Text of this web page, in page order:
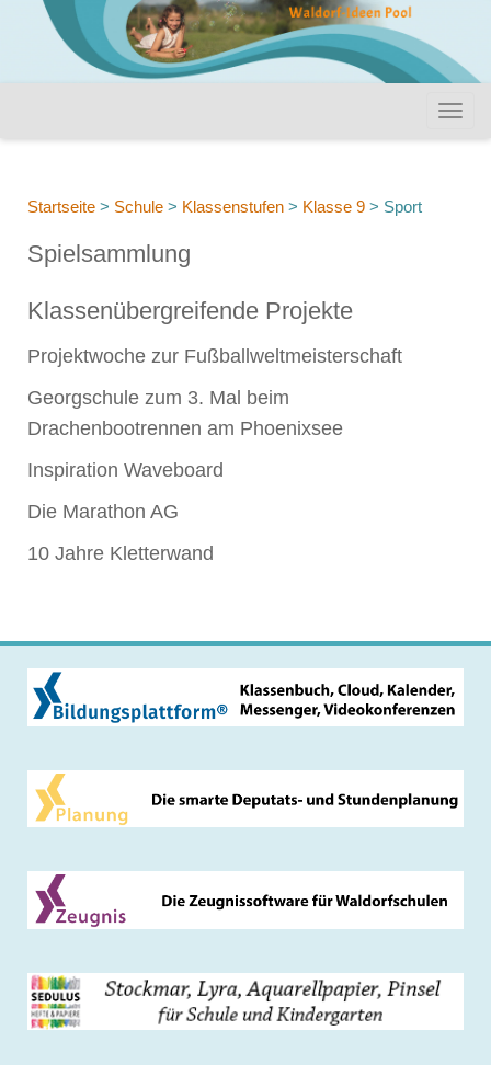
Startseite > Schule > Klassenstufen > Klasse 9 > Sport
Spielsammlung
Klassenübergreifende Projekte
Projektwoche zur Fußballweltmeisterschaft
Georgschule zum 3. Mal beim
Drachenbootrennen am Phoenixsee
Inspiration Waveboard
Die Marathon AG
10 Jahre Kletterwand